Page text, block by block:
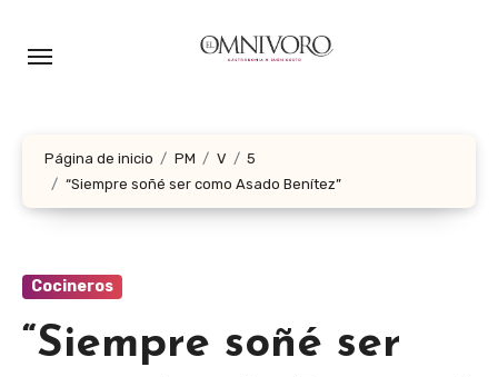
Página de inicio PM V
5
“Siempre soñé ser como Asado Benítez”
Cocineros
“Siempre soñé ser